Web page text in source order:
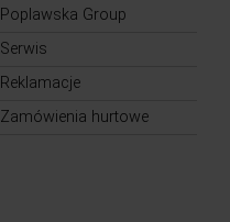
Poplawska Group
Serwis
Reklamacje
Zamówienia hurtowe